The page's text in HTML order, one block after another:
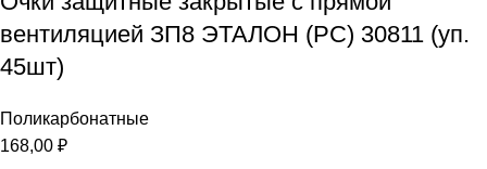
вентиляцией ЗП8 ЭТАЛОН (РС) 30811 (уп.
45шт)
Поликарбонатные
168,00 ₽